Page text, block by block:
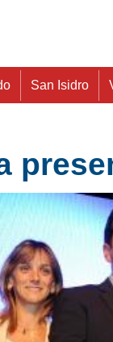
San Isidro